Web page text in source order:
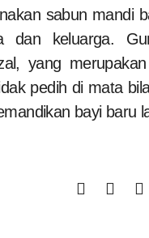
sabun mandi
dan keluarga.
yang
pedih di mata
bayi baru